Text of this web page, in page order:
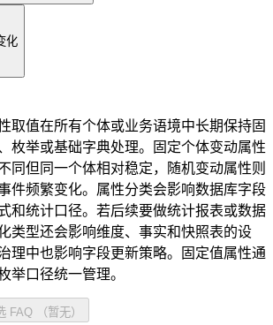
化
取值在所有个体或业务语境中长期保持固
枚举或基础字典处理。固定个体变动属性
同但同一个体相对稳定，随机变动属性则
件频繁变化。属性分类会影响数据库字段
和统计口径。若后续要做统计报表或数据
类型还会影响维度、事实和快照表的设
理中也影响字段更新策略。固定值属性通
举口径统一管理。
FAQ （暂无）